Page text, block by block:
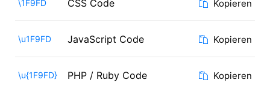
\1F9FD CSS Code Kopieren
\u1F9FD JavaScript Code Kopieren
\u{1F9FD} PHP / Ruby Code Kopieren